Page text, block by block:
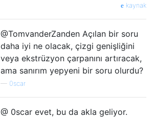
kaynak
@TomvanderZanden Açılan bir soru
daha iyi ne olacak, çizgi genişliğini
veya ekstrüzyon çarpanını artıracak,
ama sanırım yepyeni bir soru olurdu?
— 0scar
@ 0scar evet, bu da akla geliyor.